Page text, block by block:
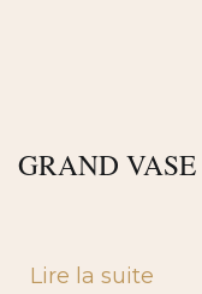
GRAND VASE
Lire la suite